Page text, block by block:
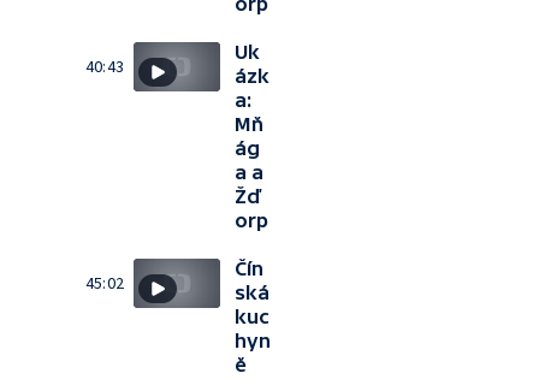
40:43
Uk
ázk
a:
Mň
ág
a a
Žď
orp
45:02
Čín
ská
kuc
hyn
ě